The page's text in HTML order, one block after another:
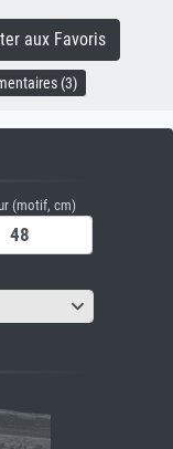
aux Favoris
(3)
(motif, cm)